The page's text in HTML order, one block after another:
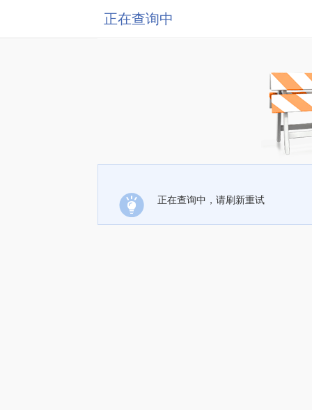
正在查询中
正在查询中，请刷新重试